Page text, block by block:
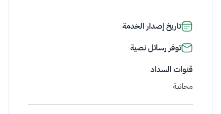
تاريخ إصدار الخدمة
توفر رسائل نصية
قنوات السداد
مجانية